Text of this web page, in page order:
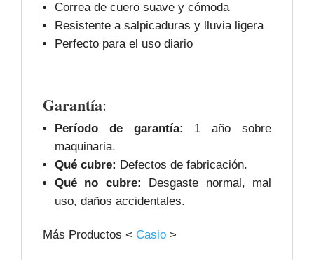
Correa de cuero suave y cómoda
Resistente a salpicaduras y lluvia ligera
Perfecto para el uso diario
Garantía:
Período de garantía: 1 año sobre
maquinaria.
Qué cubre: Defectos de fabricación.
Qué no cubre: Desgaste normal, mal
uso, daños accidentales.
Más Productos < Casio >